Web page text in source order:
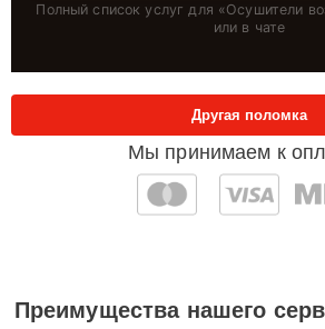
Полный список услуг для «Осушители
или в чате
Мы принимаем к
Другая поломка
Преимущества нашего